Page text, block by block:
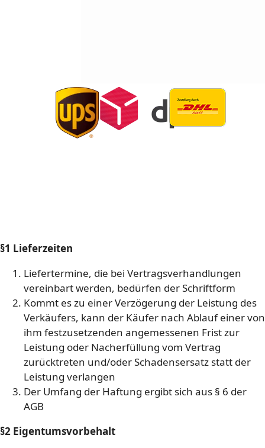
§1 Lieferzeiten
Liefertermine, die bei Vertragsverhandlungen
vereinbart werden, bedürfen der Schriftform
Kommt es zu einer Verzögerung der Leistung des
Verkäufers, kann der Käufer nach Ablauf einer von
ihm festzusetzenden angemessenen Frist zur
Leistung oder Nacherfüllung vom Vertrag
zurücktreten und/oder Schadensersatz statt der
Leistung verlangen
Der Umfang der Haftung ergibt sich aus § 6 der
AGB
§2 Eigentumsvorbehalt